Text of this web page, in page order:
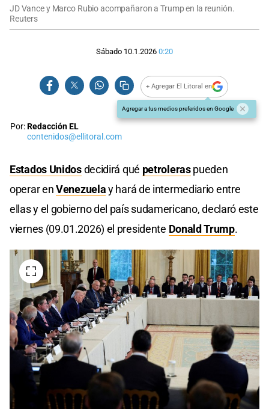
JD Vance y Marco Rubio acompañaron a Trump en la reunión.
Reuters
Sábado 10.1.2026 0:20
+ Agregar El Litoral en
Agregar a tus medios preferidos en Google
Por:Redacción EL
contenidos@ellitoral.com
Estados Unidosdecidirá qué petroleraspueden
operar enVenezuelay hará de intermediario entre
ellas y el gobierno del país sudamericano, declaró este
viernes (09.01.2026) el presidente Donald Trump.